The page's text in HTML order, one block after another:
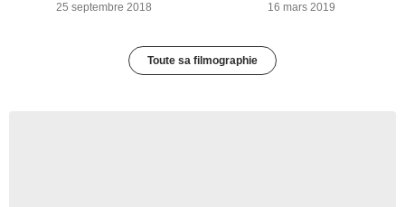
25 septembre 2018 16 mars 2019
Toute sa filmographie